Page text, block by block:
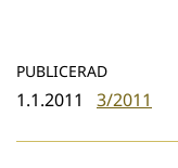
PUBLICERAD
1.1.2011 3/2011